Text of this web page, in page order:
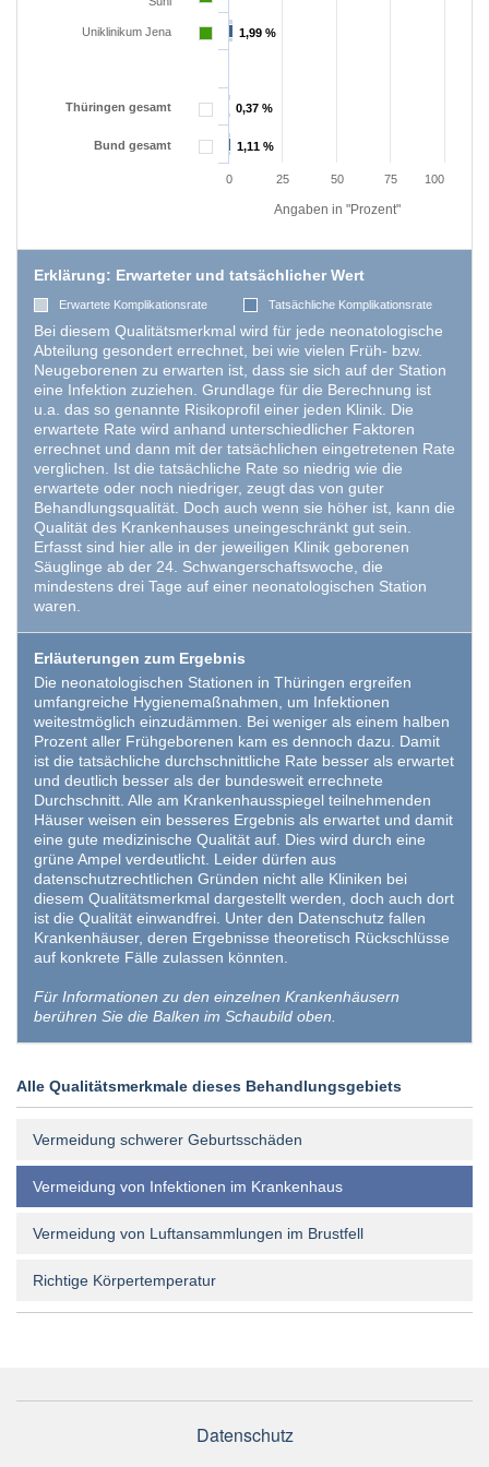
Angaben in "Prozent"
1,99 %
1,99 %
0,37 %
0,37 %
1,11 %
1,11 %
Uniklinikum Jena
Thüringen gesamt
Bund gesamt
0 100
25 50 75
Erklärung: Erwarteter und tatsächlicher Wert
Erwartete Komplikationsrate Tatsächliche Komplikationsrate
Bei diesem Qualitätsmerkmal wird für jede neonatologische
Abteilung gesondert errechnet, bei wie vielen Früh- bzw.
Neugeborenen zu erwarten ist, dass sie sich auf der Station
eine Infektion zuziehen. Grundlage für die Berechnung ist
u.a. das so genannte Risikoprofil einer jeden Klinik. Die
erwartete Rate wird anhand unterschiedlicher Faktoren
errechnet und dann mit der tatsächlichen eingetretenen Rate
verglichen. Ist die tatsächliche Rate so niedrig wie die
erwartete oder noch niedriger, zeugt das von guter
Behandlungsqualität. Doch auch wenn sie höher ist, kann die
Qualität des Krankenhauses uneingeschränkt gut sein.
Erfasst sind hier alle in der jeweiligen Klinik geborenen
Säuglinge ab der 24. Schwangerschaftswoche, die
mindestens drei Tage auf einer neonatologischen Station
waren.
Erläuterungen zum Ergebnis
Die neonatologischen Stationen in Thüringen ergreifen
umfangreiche Hygienemaßnahmen, um Infektionen
weitestmöglich einzudämmen. Bei weniger als einem halben
Prozent aller Frühgeborenen kam es dennoch dazu. Damit
ist die tatsächliche durchschnittliche Rate besser als erwartet
und deutlich besser als der bundesweit errechnete
Durchschnitt. Alle am Krankenhausspiegel teilnehmenden
Häuser weisen ein besseres Ergebnis als erwartet und damit
eine gute medizinische Qualität auf. Dies wird durch eine
grüne Ampel verdeutlicht. Leider dürfen aus
datenschutzrechtlichen Gründen nicht alle Kliniken bei
diesem Qualitätsmerkmal dargestellt werden, doch auch dort
ist die Qualität einwandfrei. Unter den Datenschutz fallen
Krankenhäuser, deren Ergebnisse theoretisch Rückschlüsse
auf konkrete Fälle zulassen könnten.
Für Informationen zu den einzelnen Krankenhäusern
berühren Sie die Balken im Schaubild oben.
Alle Qualitätsmerkmale dieses Behandlungsgebiets
Vermeidung schwerer Geburtsschäden
Vermeidung von Infektionen im Krankenhaus
Vermeidung von Luftansammlungen im Brustfell
Richtige Körpertemperatur
Datenschutz
EXTERNE MEDIEN
Plattformen anzeigen zu können, werden von
diesen externen Medien Cookies gesetzt.